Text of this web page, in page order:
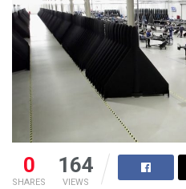
0
SHARES
164
VIEWS